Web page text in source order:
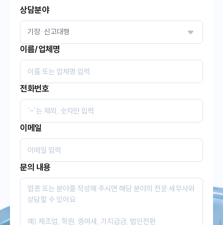
상담분야
이름/업체명
전화번호
이메일
문의 내용